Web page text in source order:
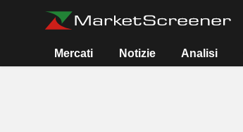
Mercati Notizie Analisi